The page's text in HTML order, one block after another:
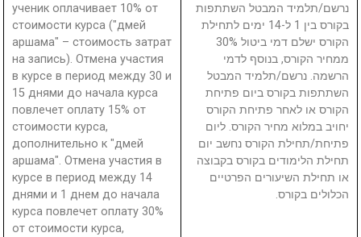
ученик оплачивает 10% от
стоимости курса ("дмей
аршама" – стоимость затрат
на запись). Отмена участия
в курсе в период между 30 и
15 днями до начала курса
повлечет оплату 15% от
стоимости курса,
дополнительно к "дмей
аршама". Отмена участия в
курсе в период между 14
днями и 1 днем до начала
курса повлечет оплату 30%
от стоимости курса,
נרשם/תלמיד המבטל השתתפות
בקורס בין 1 ל-14 ימים לתחילת
הקורס ישלם דמי ביטול 30%
ממחיר הקורס, בנוסף לדמי
הרשמה. נרשם/תלמיד המבטל
השתתפות בקורס ביום פתיחת
הקורס או לאחר פתיחת הקורס
יחויב במלוא מחיר הקורס. ליום
פתיחת/תחילת הקורס נחשב יום
תחילת הלימודים בקורס בקבוצה
או תחילת השיעורים הפרטיים
הכלולים בקורס.